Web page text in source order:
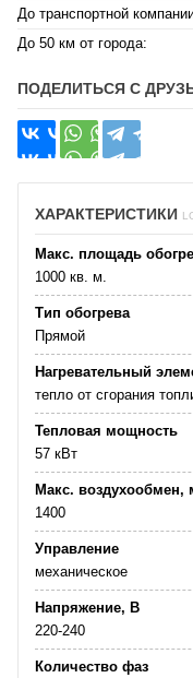
До транспортной
До 50 км от города:
ПОДЕЛИТЬСЯ С
ХАРАКТЕРИСТИКИ
Макс. площадь
1000 кв. м.
Тип обогрева
Прямой
Нагревательный
тепло от сгорания
Тепловая мощность
57 кВт
Макс. воздухообмен,
1400
Управление
механическое
Напряжение, В
220-240
Количество фаз